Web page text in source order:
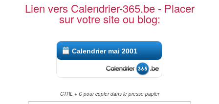
Lien vers Calendrier-365.be - Placer
sur votre site ou blog:
Calendrier mai 2001
CTRL + C pour copier dans le presse papier